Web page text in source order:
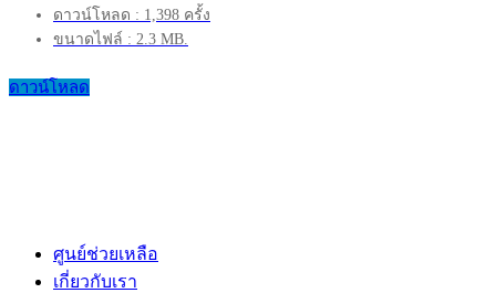
ดาวน์โหลด : 1,398 ครั้ง
ขนาดไฟล์ : 2.3 MB.
ดาวน์โหลด
ศูนย์ช่วยเหลือ
เกี่ยวกับเรา